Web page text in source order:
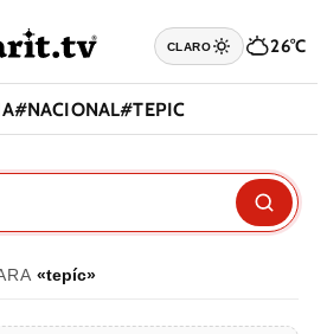
CLARO 26°C
#NACIONAL#TEPIC
«tepíc»